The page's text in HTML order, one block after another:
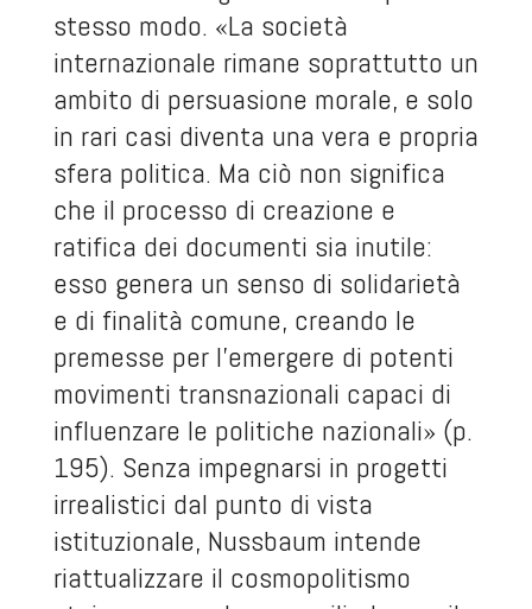
stesso modo. «La società
internazionale rimane soprattutto un
ambito di persuasione morale, e solo
in rari casi diventa una vera e propria
sfera politica. Ma ciò non significa
che il processo di creazione e
ratifica dei documenti sia inutile:
esso genera un senso di solidarietà
e di finalità comune, creando le
premesse per l’emergere di potenti
movimenti transnazionali capaci di
influenzare le politiche nazionali» (p.
195). Senza impegnarsi in progetti
irrealistici dal punto di vista
istituzionale, Nussbaum intende
riattualizzare il cosmopolitismo